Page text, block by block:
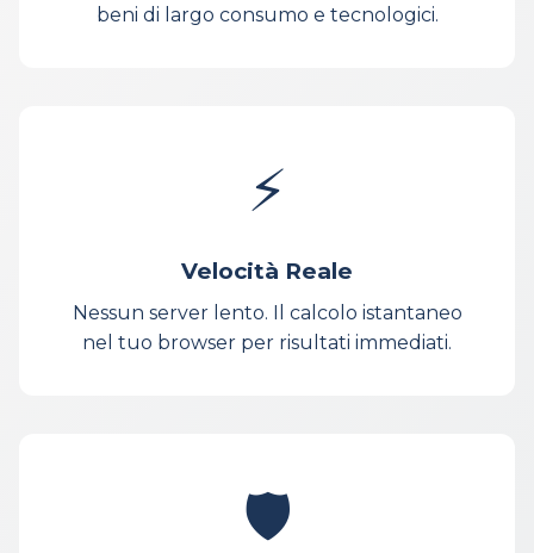
beni di largo consumo e tecnologici.
⚡
Velocità Reale
Nessun server lento. Il calcolo istantaneo
nel tuo browser per risultati immediati.
🛡️